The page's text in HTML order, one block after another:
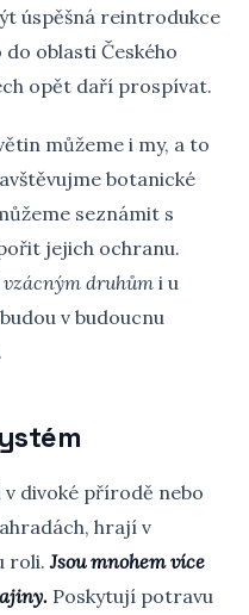
úspěšná reintrodukce
oblasti Českého
opět daří prospívat.
můžeme i my, a to
botanické
seznámit s
jejich ochranu.
vzácným druhům i u
v budoucnu
divoké přírodě nebo
hrají v
roli.Jsou mnohem více
Poskytují potravu